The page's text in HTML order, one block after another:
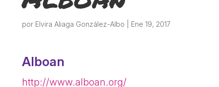
por Elvira Aliaga González-Albo Ene 19, 2017
Alboan
http://www.alboan.org/
ALBERG CENTRE ESPLAI